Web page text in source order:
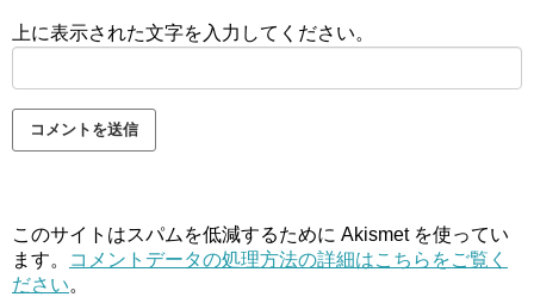
上に表示された文字を入力してください。
このサイトはスパムを低減するために Akismet を使ってい
ます。
コメントデータの処理方法の詳細はこちらをご覧く
ださい。